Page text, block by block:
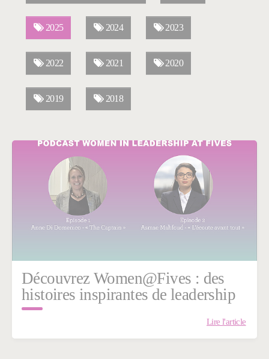
2025 2024 2023
2022 2021 2020
2019 2018
Découvrez Women@Fives : des
histoires inspirantes de leadership
Lire l'article